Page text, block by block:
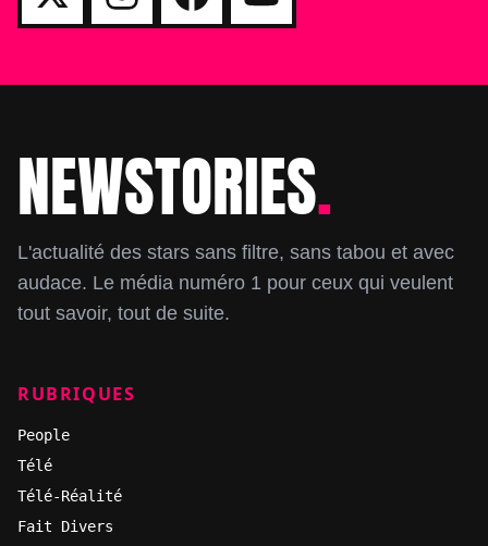
Footer
NEWSTORIES.
L'actualité des stars sans filtre, sans tabou et avec
audace. Le média numéro 1 pour ceux qui veulent
tout savoir, tout de suite.
RUBRIQUES
People
Télé
Télé-Réalité
Fait Divers